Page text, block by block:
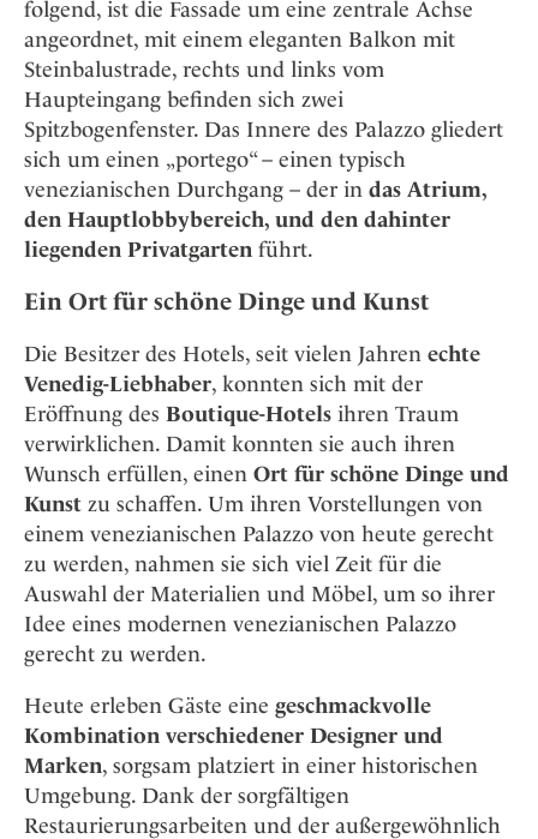
folgend, ist die Fassade um eine zentrale Achse
angeordnet, mit einem eleganten Balkon mit
Steinbalustrade, rechts und links vom
Haupteingang befinden sich zwei
Spitzbogenfenster. Das Innere des Palazzo gliedert
sich um einen „portego“ – einen typisch
venezianischen Durchgang – der in das Atrium,
den Hauptlobbybereich, und den dahinter
liegenden Privatgarten führt.
Ein Ort für schöne Dinge und Kunst
Die Besitzer des Hotels, seit vielen Jahren echte
Venedig-Liebhaber, konnten sich mit der
Eröffnung des Boutique-Hotels ihren Traum
verwirklichen. Damit konnten sie auch ihren
Wunsch erfüllen, einen Ort für schöne Dinge und
Kunst zu schaffen. Um ihren Vorstellungen von
einem venezianischen Palazzo von heute gerecht
zu werden, nahmen sie sich viel Zeit für die
Auswahl der Materialien und Möbel, um so ihrer
Idee eines modernen venezianischen Palazzo
gerecht zu werden.
Heute erleben Gäste eine geschmackvolle
Kombination verschiedener Designer und
Marken, sorgsam platziert in einer historischen
Umgebung. Dank der sorgfältigen
Restaurierungsarbeiten und der außergewöhnlich